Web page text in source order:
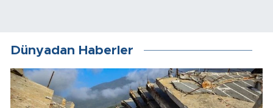
Dünyadan Haberler